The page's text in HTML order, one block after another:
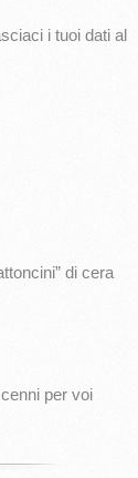
i tuoi dati al
di cera
per voi